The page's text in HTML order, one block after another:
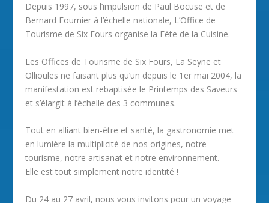
Depuis 1997, sous l’impulsion de Paul Bocuse et de
Bernard Fournier à l’échelle nationale, L’Office de
Tourisme de Six Fours organise la Fête de la Cuisine.
Les Offices de Tourisme de Six Fours, La Seyne et
Ollioules ne faisant plus qu’un depuis le 1er mai 2004, la
manifestation est rebaptisée le Printemps des Saveurs
et s’élargit à l’échelle des 3 communes.
Tout en alliant bien-être et santé, la gastronomie met
en lumière la multiplicité de nos origines, notre
tourisme, notre artisanat et notre environnement.
Elle est tout simplement notre identité !
Du 24 au 27 avril, nous vous invitons pour un voyage